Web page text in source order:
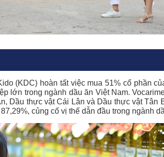
(KDC) hoàn tất việc mua 51% cổ phần
lớn trong ngành dầu ăn Việt Nam.
Dầu thực vật Cái Lân và Dầu thực vật Tân
củng cố vị thế dẫn đầu trong ngành